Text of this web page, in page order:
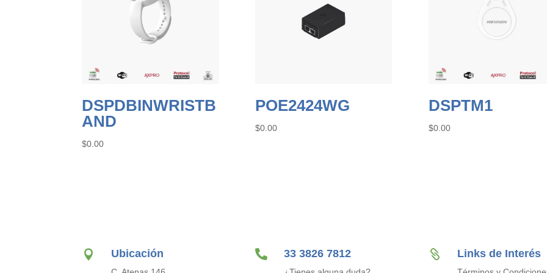
DSPDBINWRISTB
AND
$0.00
POE2424WG
$0.00
DSPTM1
$0.00
 Ubicación  33 3826 7812  Links de Interés